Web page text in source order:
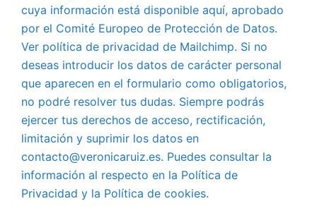
cuya información está disponible aquí, aprobado
por el Comité Europeo de Protección de Datos.
Ver política de privacidad de Mailchimp. Si no
deseas introducir los datos de carácter personal
que aparecen en el formulario como obligatorios,
no podré resolver tus dudas. Siempre podrás
ejercer tus derechos de acceso, rectificación,
limitación y suprimir los datos en
contacto@veronicaruiz.es. Puedes consultar la
información al respecto en la Política de
Privacidad y la Política de cookies.